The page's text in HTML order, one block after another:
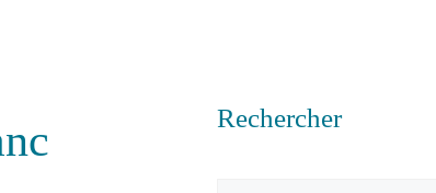
Rechercher